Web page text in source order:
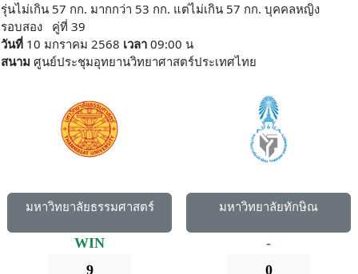
รุ่นไม่เกิน 57 กก. มากกว่า 53 กก. แต่ไม่เกิน 57 กก. บุคคลหญิง
รอบสอง คู่ที่ 39
วันที่ 10 มกราคม 2568 เวลา 09:00 น
สนาม ศูนย์ประชุมอุทยานวิทยาศาสตร์ประเทศไทย
มหาวิทยาลัยธรรมศาสตร์
WIN
9
มหาวิทยาลัยทักษิณ
-
0